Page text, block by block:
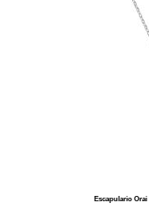
Escapulario